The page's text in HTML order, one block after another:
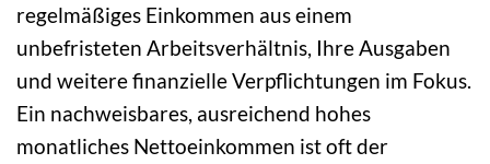
regelmäßiges Einkommen aus einem
unbefristeten Arbeitsverhältnis, Ihre Ausgaben
und weitere finanzielle Verpflichtungen im Fokus.
Ein nachweisbares, ausreichend hohes
monatliches Nettoeinkommen ist oft der